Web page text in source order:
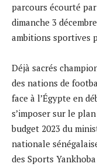
parcours écourté
dimanche 3
ambitions sportives
Déjà sacrés
des nations de
face à l’Égypte en
s’imposer sur le
budget 2023 du
nationale
des Sports